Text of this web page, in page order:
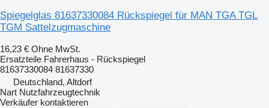
Spiegelglas 81637330084 Rückspiegel für MAN TGA TGL
TGM Sattelzugmaschine
16,23 € Ohne MwSt.
Ersatzteile Fahrerhaus - Rückspiegel
81637330084 81637330
Deutschland, Altdorf
Nart Nutzfahrzeugtechnik
Verkäufer kontaktieren